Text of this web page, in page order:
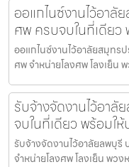
ออแกไนซ์งานไว้อา
ศพ ครบจบในที่เดียว
ออแกไนซ์งานไว้อาลัยสมุทร
ศพ จำหน่ายโลงศพ โลงเย็น
รับจ้างจัดงานไว้อา
จบในที่เดียว พร้อมใ
รับจ้างจัดงานไว้อาลัยลพบุ
จำหน่ายโลงศพ โลงเย็น พว